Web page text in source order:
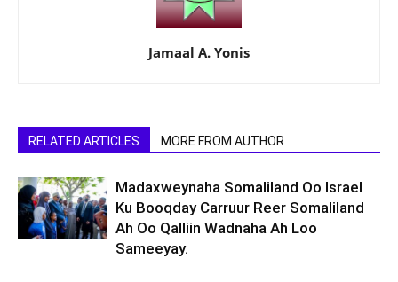
Jamaal A. Yonis
RELATED ARTICLES MORE FROM AUTHOR
Madaxweynaha Somaliland Oo Israel
Ku Booqday Carruur Reer Somaliland
Ah Oo Qalliin Wadnaha Ah Loo
Sameeyay.